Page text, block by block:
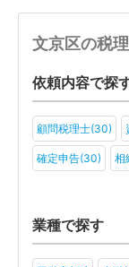
文京区の税
依頼内容で探
顧問税理士(30)
確定申告(30) 相
業種で探す